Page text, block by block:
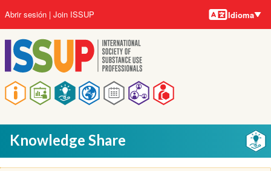
al
contenido
principal
Main
navigation
User
account
menu
Abrir sesión Join ISSUP Idiomas
Idioma
Knowledge Share